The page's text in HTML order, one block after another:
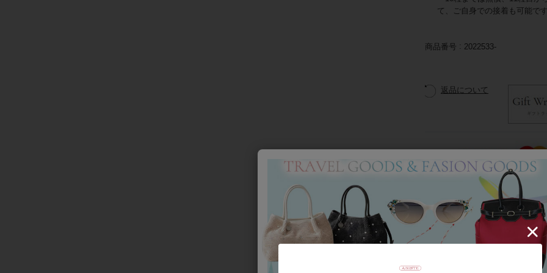
て、ご自身での接着も可能で
商品番号 2022533-
返品について